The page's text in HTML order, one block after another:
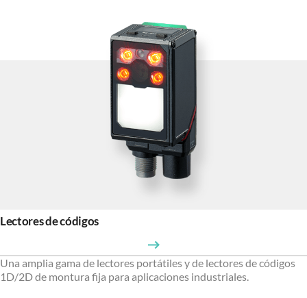
Lectores de códigos
Una amplia gama de lectores portátiles y de lectores de códigos
1D/2D de montura fija para aplicaciones industriales.